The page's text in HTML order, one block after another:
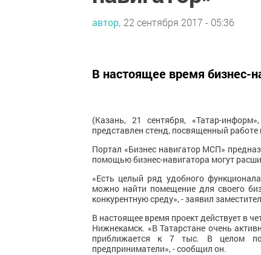
автор, 22 сентября 2017 - 05:36
В настоящее время бизнес-
(Казань, 21 сентября, «Татар-
представлен стенд, посвященный работе
Портал «Бизнес навигатор МСП»
помощью бизнес-навигатора могут
«Есть целый ряд удобного
можно найти помещение для своего
конкурентную среду», - заявил
В настоящее время проект действует в
Нижнекамск. «В Татарстане очень
приближается к 7 тыс. В целом по
предприниматели», - сообщил он.